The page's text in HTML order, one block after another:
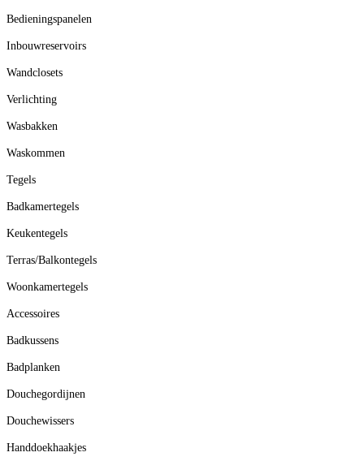
Bedieningspanelen
Inbouwreservoirs
Wandclosets
Verlichting
Wasbakken
Waskommen
Tegels
Badkamertegels
Keukentegels
Terras/Balkontegels
Woonkamertegels
Accessoires
Badkussens
Badplanken
Douchegordijnen
Douchewissers
Handdoekhaakjes